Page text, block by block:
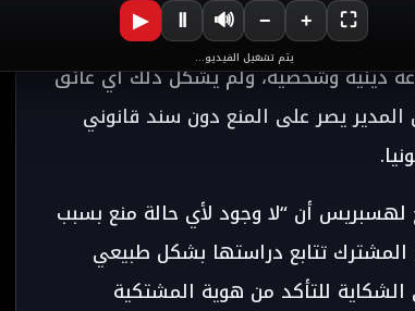
دينية وشخصية، ولم يشكل ذلك أي عائق
يصر على المنع دون سند قانوني
لهسبريس أن “لا وجود لأي حالة منع بسبب
المشترك تتابع دراستها بشكل طبيعي
للتأكد من هوية المشتكية
▶ Ⅱ 🔊 − + ⛶
يتم تشغيل الفيديو...